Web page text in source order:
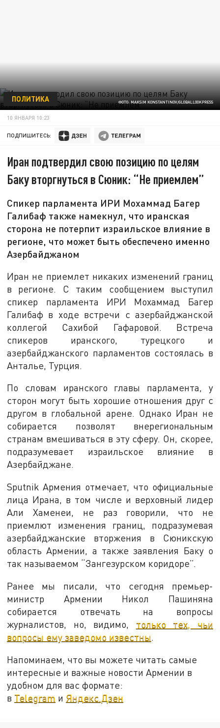
ФОТО: MAKSIM KONSTANTINOV/GLOBALLOOKPRESS
ПОЛИТИКА
10 ЯНВАРЯ 10:23
ПОДПИШИТЕСЬ:
Иран подтвердил свою позицию по целям
Баку вторгнуться в Сюник: “Не приемлем”
Спикер парламента ИРИ Мохаммад Багер
Галибаф также намекнул, что иранская
сторона не потерпит израильское влияние в
регионе, что может быть обеспечено именно
Азербайджаном
Иран не приемлет никаких изменений границ
в регионе. С таким сообщением выступил
спикер парламента ИРИ Мохаммад Багер
Галибаф в ходе встречи с азербайджанской
коллегой Сахибой Гафаровой. Встреча
спикеров иранского, турецкого и
азербайджанского парламентов состоялась в
Анталье, Турция.
По словам иранского главы парламента, у
сторон могут быть хорошие отношения друг с
другом в глобальной арене. Однако Иран не
собирается позволят внерегиональным
странам вмешиваться в эту сферу. Он, скорее,
подразумевает израильское влияние в
Азербайджане.
Sputnik Армения отмечает, что официальные
лица Ирана, в том числе и верховный лидер
Али Хаменеи, не раз говорили, что не
приемлют изменения границ, подразумевая
азербайджанские вторжения в Сюникскую
область Армении, а также заявления Баку о
так называемом “Зангезурском коридоре”.
Ранее мы писали, что сегодня премьер-
министр Армении Никол Пашиняна
собирается отвечать на вопросы
журналистов, но, видимо, только тех, чьи
вопросы ему заведомо известны.
Напоминаем, что вы можете читать самые
интересные и важные новости Армении в
удобном для вас формате:
в Telegram и Яндекс.Дзен